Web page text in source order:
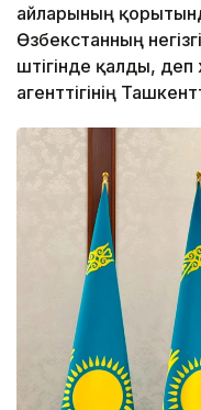
айларының
Өзбекстанның
үштігінде қалды,
агенттігінің